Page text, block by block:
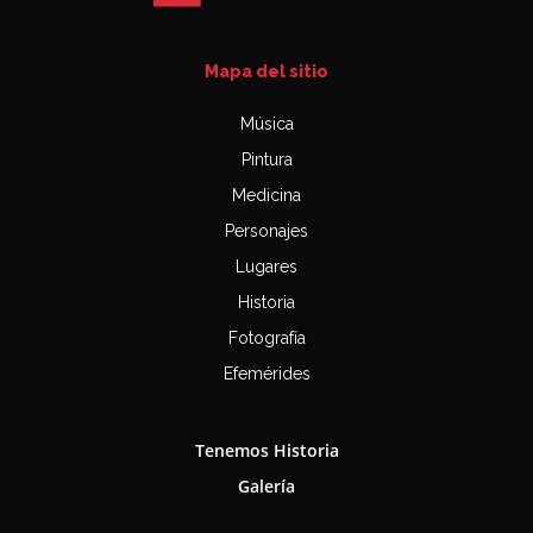
Mapa del sitio
Música
Pintura
Medicina
Personajes
Lugares
Historia
Fotografía
Efemérides
Tenemos Historia
Galería